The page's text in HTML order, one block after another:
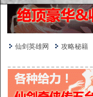
仙剑英雄网 攻略秘籍